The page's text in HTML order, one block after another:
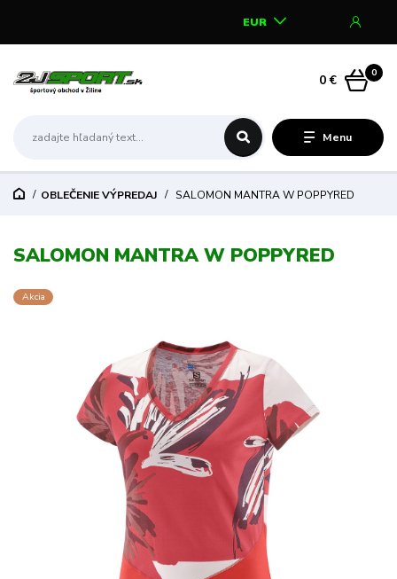
Menu
EUR
0
0 €
OBLEČENIE VÝPREDAJ SALOMON MANTRA W POPPYRED
SALOMON MANTRA W POPPYRED
Akcia